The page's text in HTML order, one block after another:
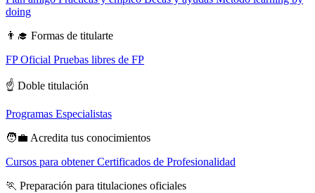
doing
👨‍🎓 Formas de titularte
FP Oficial Pruebas libres de FP
☝️ Doble titulación
Programas Especialistas
🧑‍💼 Acredita tus conocimientos
Cursos para obtener Certificados de Profesionalidad
🏃 Preparación para titulaciones oficiales